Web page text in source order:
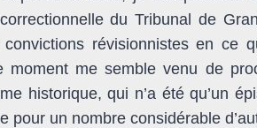
du Tribunal de
révisionnistes en ce
moment me semble venu de
historique, qui n’a été qu’un
pour un nombre considérable